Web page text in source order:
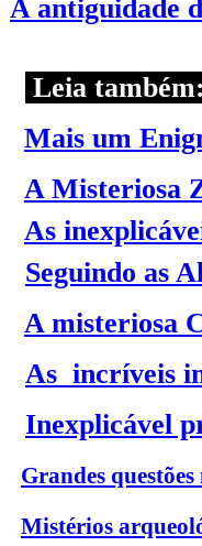
A antiguidade
Leia também:
Mais um
A Misteriosa
As
Seguindo as
A misteriosa
As incríveis
Inexplicável
Grandes
Mistérios